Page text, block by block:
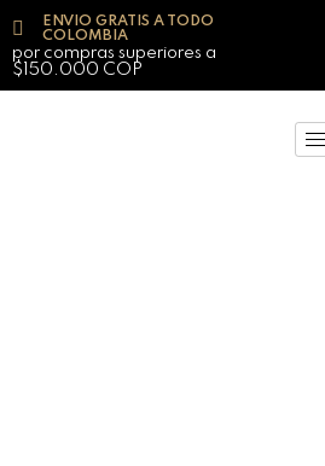
ENVIO GRATIS A TODO
COLOMBIA
por compras superiores a
$150.000 COP